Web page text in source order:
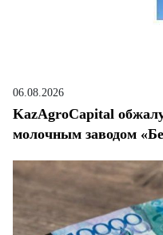
06.08.2026
KazAgroCapital
молочным заводом